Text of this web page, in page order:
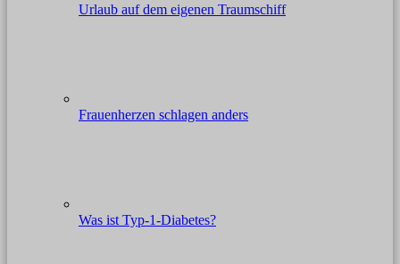
Urlaub auf dem eigenen Traumschiff
Frauenherzen schlagen anders
Was ist Typ-1-Diabetes?